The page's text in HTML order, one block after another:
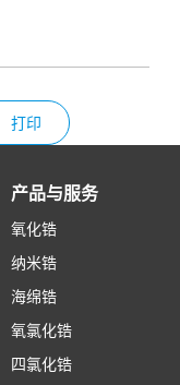
打印
产品与服务
氧化锆
纳米锆
海绵锆
氧氯化锆
四氯化锆